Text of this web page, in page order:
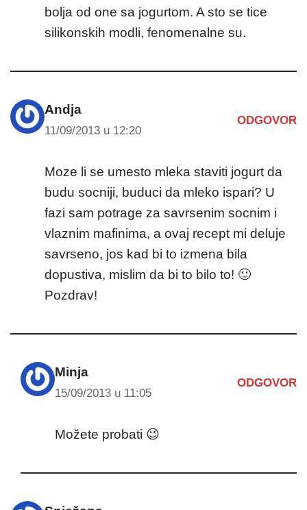
bolja od one sa jogurtom. A sto se tice
silikonskih modli, fenomenalne su.
Andja
11/09/2013 u 12:20
ODGOVOR
Moze li se umesto mleka staviti jogurt da
budu socniji, buduci da mleko ispari? U
fazi sam potrage za savrsenim socnim i
vlaznim mafinima, a ovaj recept mi deluje
savrseno, jos kad bi to izmena bila
dopustiva, mislim da bi to bilo to! 🙂
Pozdrav!
Minja
15/09/2013 u 11:05
ODGOVOR
Možete probati 😉